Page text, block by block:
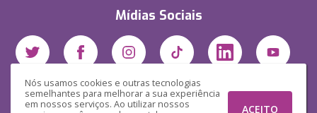
Nós usamos cookies e outras tecnologias
semelhantes para melhorar a sua experiência
em nossos serviços. Ao utilizar nossos
ACEITO
Mídias Sociais